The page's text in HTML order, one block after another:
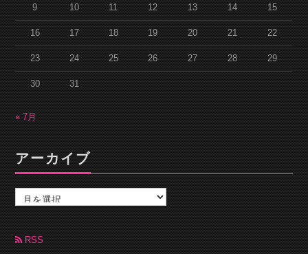
9 10 11 12 13 14 15
16 17 18 19 20 21 22
23 24 25 26 27 28 29
30 31
« 7月
アーカイブ
カ
ブRSS